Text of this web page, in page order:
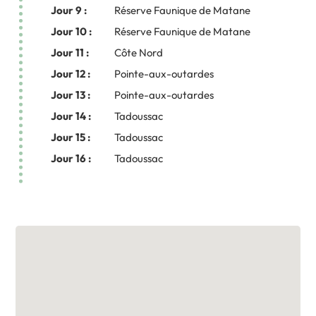
Jour 9 :
Réserve Faunique de Matane
Jour 10 :
Réserve Faunique de Matane
Jour 11 :
Côte Nord
Jour 12 :
Pointe-aux-outardes
Jour 13 :
Pointe-aux-outardes
Jour 14 :
Tadoussac
Jour 15 :
Tadoussac
Jour 16 :
Tadoussac